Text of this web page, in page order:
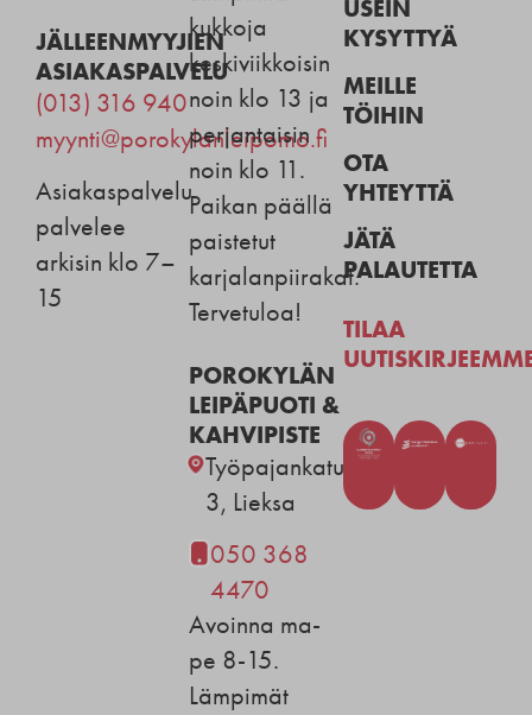
JÄLLEENMYYJIEN
ASIAKASPALVELU
(013) 316 940
myynti@porokylanleipomo.fi
Asiakaspalvelu
palvelee
arkisin klo 7–
15
kukkoja
keskiviikkoisin
noin klo 13 ja
perjantaisin
noin klo 11.
Paikan päällä
paistetut
karjalanpiirakat.
Tervetuloa!
POROKYLÄN
LEIPÄPUOTI &
KAHVIPISTE
Työpajankatu
3, Lieksa
050 368
4470
Avoinna ma-
pe 8-15.
Lämpimät
USEIN
KYSYTTYÄ
MEILLE
TÖIHIN
OTA
YHTEYTTÄ
JÄTÄ
PALAUTETTA
TILAA